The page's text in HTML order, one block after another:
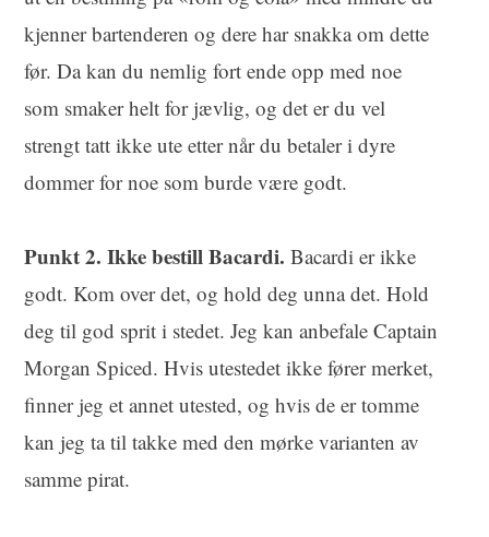
kjenner bartenderen og dere har snakka om dette
før. Da kan du nemlig fort ende opp med noe
som smaker helt for jævlig, og det er du vel
strengt tatt ikke ute etter når du betaler i dyre
dommer for noe som burde være godt.
Punkt 2. Ikke bestill Bacardi. Bacardi er ikke
godt. Kom over det, og hold deg unna det. Hold
deg til god sprit i stedet. Jeg kan anbefale Captain
Morgan Spiced. Hvis utestedet ikke fører merket,
finner jeg et annet utested, og hvis de er tomme
kan jeg ta til takke med den mørke varianten av
samme pirat.